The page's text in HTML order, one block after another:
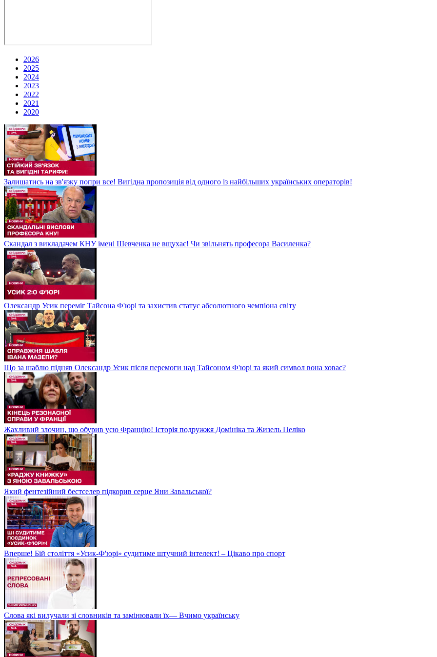
2026
2025
2024
2023
2022
2021
2020
Залишатись на зв'язку попри все! Вигідна пропозиція від одного із найбільших українських операторів!
Скандал з викладачем КНУ імені Шевченка не вщухає! Чи звільнять професора Василенка?
Олександр Усик переміг Тайсона Ф'юрі та захистив статус абсолютного чемпіона світу
Що за шаблю підняв Олександр Усик після перемоги над Тайсоном Ф'юрі та який символ вона ховає?
Жахливий злочин, що обурив усю Францію! Історія подружжя Домініка та Жизель Пеліко
Який фентезійний бестселер підкорив серце Яни Завальської?
Вперше! Бій століття «Усик-Ф'юрі» судитиме штучний інтелект! – Цікаво про спорт
Слова які вилучали зі словників та замінювали їх— Вчимо українську